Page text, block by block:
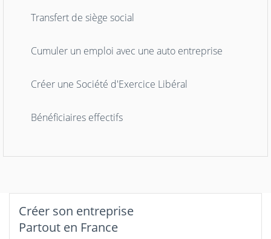
Transfert de siège social
Cumuler un emploi avec une auto entreprise
Créer une Société d'Exercice Libéral
Bénéficiaires effectifs
Créer son entreprise
Partout en France